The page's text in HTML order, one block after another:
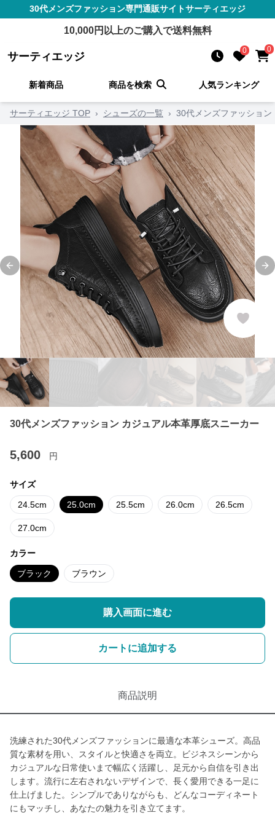
30代メンズファッション専門通販サイトサーティエッジ
10,000円以上のご購入で送料無料
サーティエッジ 0 0
新着商品 商品を検索 人気ランキング
サーティエッジ TOP › シューズの一覧 › 30代メンズファッショ
Previous slide
30代メンズファッション カジュアル本革厚底スニーカー
5,600 円
サイズ
24.5cm 25.0cm 25.5cm 26.0cm 26.5cm
27.0cm
カラー
ブラック ブラウン
購入画面に進む
カートに追加する
商品説明
洗練された30代メンズファッションに最適な本革シューズ。高品
質な素材を用い、スタイルと快適さを両立。ビジネスシーンから
カジュアルな日常使いまで幅広く活躍し、足元から自信を引き出
します。流行に左右されないデザインで、長く愛用できる一足に
仕上げました。シンプルでありながらも、どんなコーディネート
にもマッチし、あなたの魅力を引き立てます。